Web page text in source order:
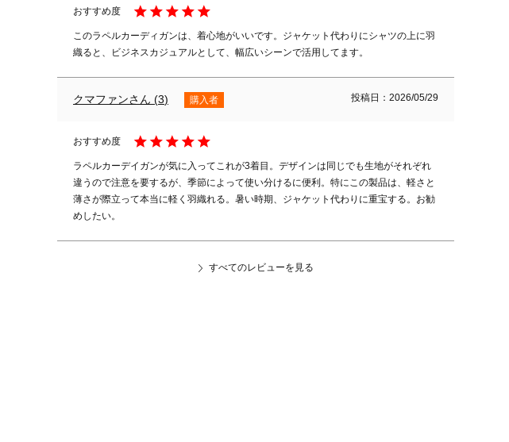
このラペルカーディガンは、着心地がいいです。ジャケット代わりにシャツの上に羽
織ると、ビジネスカジュアルとして、幅広いシーンで活用してます。
クマファン 3 購入者 投稿日 2026/05/29
ラペルカーデイガンが気に入ってこれが3着目。デザインは同じでも生地がそれぞれ
違うので注意を要するが、季節によって使い分けるに便利。特にこの製品は、軽さと
薄さが際立って本当に軽く羽織れる。暑い時期、ジャケット代わりに重宝する。お勧
めしたい。
すべてのレビューを見る